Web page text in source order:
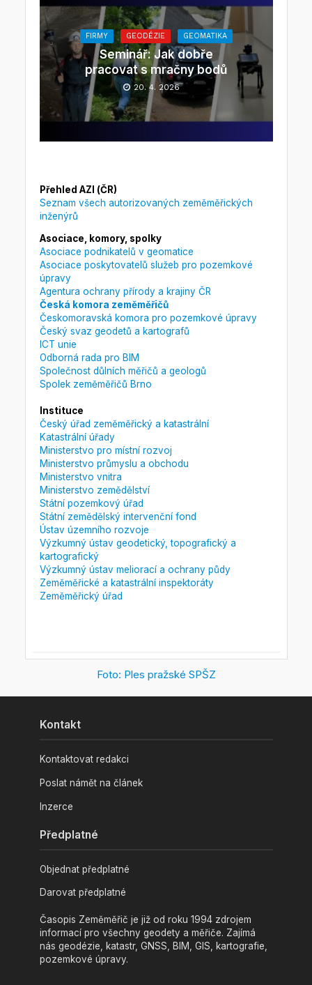
FIRMY GEODÉZIE GEOMATIKA
Seminář: Jak dobře
pracovat s mračny bodů
20. 4. 2026
Přehled AZI (ČR)
Seznam všech autorizovaných zeměměřických
inženýrů
Asociace, komory, spolky
Asociace podnikatelů v geomatice
Asociace poskytovatelů služeb pro pozemkové
úpravy
Agentura ochrany přírody a krajiny ČR
Česká komora zeměměřičů
Českomoravská komora pro pozemkové úpravy
Český svaz geodetů a kartografů
ICT unie
Odborná rada pro BIM
Společnost důlních měřičů a geologů
Spolek zeměměřičů Brno
Instituce
Český úřad zeměměřický a katastrální
Katastrální úřady
Ministerstvo pro místní rozvoj
Ministerstvo průmyslu a obchodu
Ministerstvo vnitra
Ministerstvo zemědělství
Státní pozemkový úřad
Státní zemědělský intervenční fond
Ústav územního rozvoje
Výzkumný ústav geodetický, topografický a
kartografický
Výzkumný ústav meliorací a ochrany půdy
Zeměměřické a katastrální inspektoráty
Zeměměřický úřad
Foto: Ples pražské SPŠZ
Kontakt
Kontaktovat redakci
Poslat námět na článek
Inzerce
Předplatné
Objednat předplatné
Darovat předplatné
Časopis Zeměměřič je již od roku 1994 zdrojem
informací pro všechny geodety a měřiče. Zajímá
nás geodézie, katastr, GNSS, BIM, GIS, kartografie,
pozemkové úpravy.